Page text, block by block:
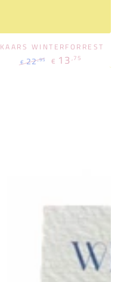
KAARS WINTERFORREST
€ 22,95 € 13,75